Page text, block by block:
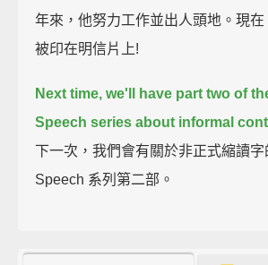
年來，他努力工作並出人頭地。現
被印在明信片上!
Next time, we'll have part two of
Speech series about informal
下一次，我們會有關於非正式縮讀字
Speech 系列第二部。